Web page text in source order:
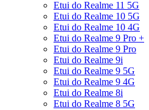
Etui do Realme 11 5G
Etui do Realme 10 5G
Etui do Realme 10 4G
Etui do Realme 9 Pro +
Etui do Realme 9 Pro
Etui do Realme 9i
Etui do Realme 9 5G
Etui do Realme 9 4G
Etui do Realme 8i
Etui do Realme 8 5G